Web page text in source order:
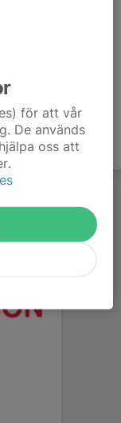
för att vår
De används
oss att